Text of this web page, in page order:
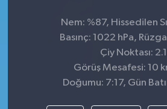
Nem: %87, Hissedilen
Basınç: 1022 hPa,
Çiy Noktası:
Görüş Mesafesi: 10
Doğumu: 7:17, Gün
Sağlık
Son Dakika
Spor